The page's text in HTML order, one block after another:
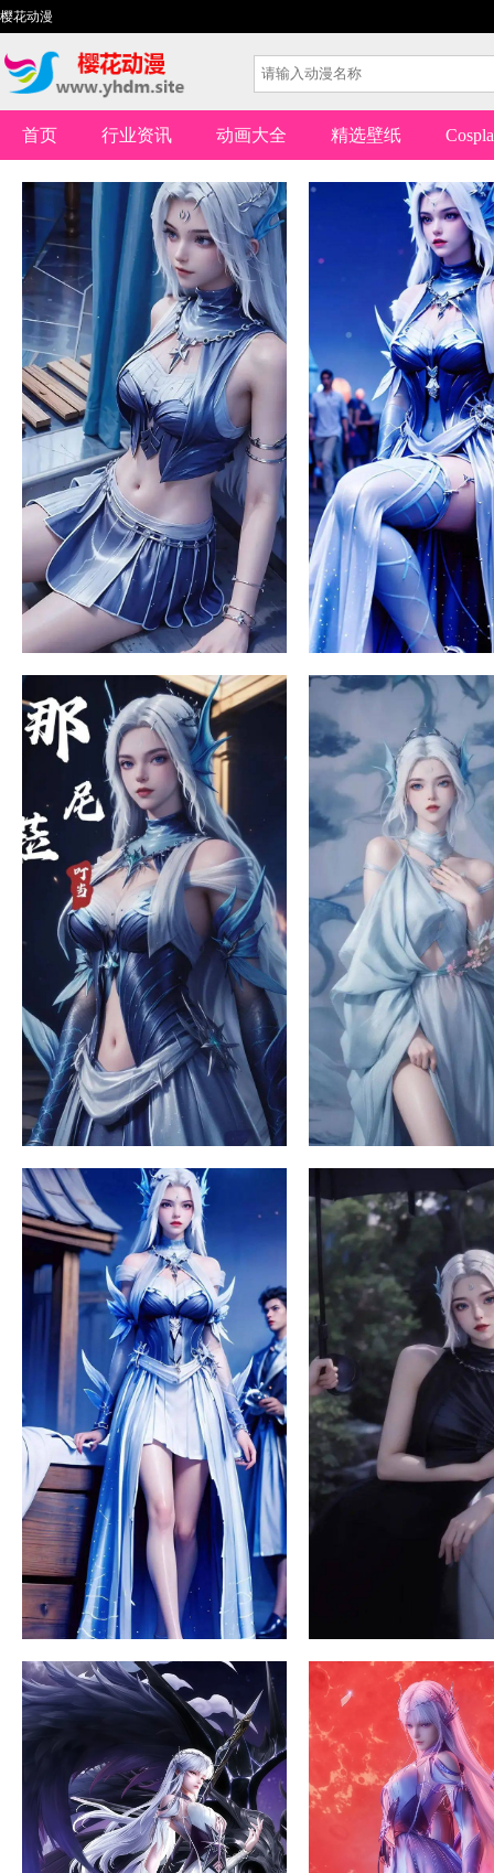
樱花动漫
首页 行业资讯 动画大全 精选壁纸